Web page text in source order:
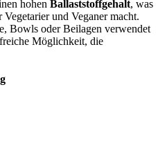
hohen Ballaststoffgehalt, was
und Veganer macht.
Bowls oder Beilagen verwendet
Möglichkeit, die